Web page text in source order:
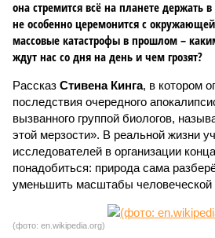
она стремится всё на планете держать
не особенно церемонится с
массовые катастрофы в прошлом –
ждут нас со дня на день и чем грозят?
Рассказ Стивена Кинга, в котором
последствия очередного
вызванного группой биологов,
этой мерзости». В реальной жизни
исследователей в организации
понадобиться: природа сама
уменьшить масштабы человеческой
(фото: en.wikipedia.org)